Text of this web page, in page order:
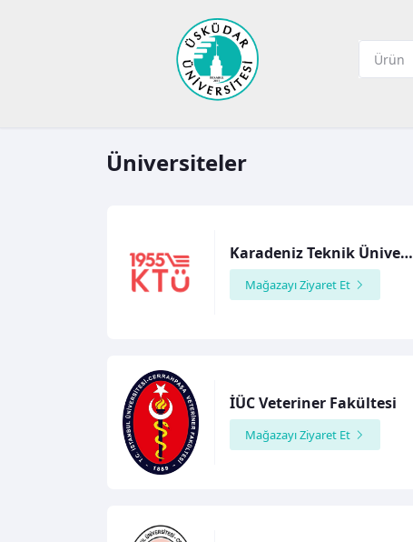
Üniversiteler
Karadeniz Teknik Üniversitesi
Mağazayı Ziyaret Et
İÜC Veteriner Fakültesi
Mağazayı Ziyaret Et